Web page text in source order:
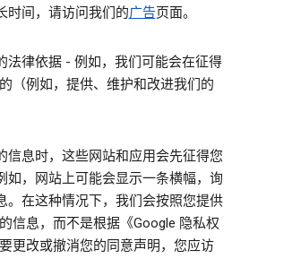
时间，请访问我们的广告页面。
法律依据 - 例如，我们可能会在征得
（例如，提供、维护和改进我们的
信息时，这些网站和应用会先征得您
如，网站上可能会显示一条横幅，询
。在这种情况下，我们会按照您提供
信息，而不是根据《Google 隐私权
更改或撤消您的同意声明，您应访